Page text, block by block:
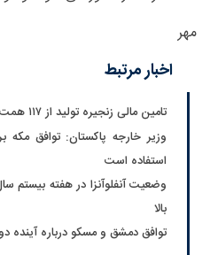
مهر
اخبار مرتبط
تامین مالی زنجیره تولید از ۱۱۷ همت گذشت
وزیر خارجه پاکستان: توافق
استفاده است
وضعیت آنفلوآنزا در هفته بیستم
بالا
توافق دمشق و مسکو درباره آینده